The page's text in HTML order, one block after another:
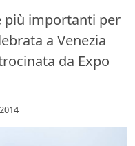
più importanti per
a Venezia
da Expo